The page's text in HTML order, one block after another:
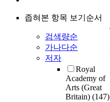
좁혀본 항목 보기순서
검색량순
가나다순
저자
Royal
Academy of
Arts (Great
Britain) (147)